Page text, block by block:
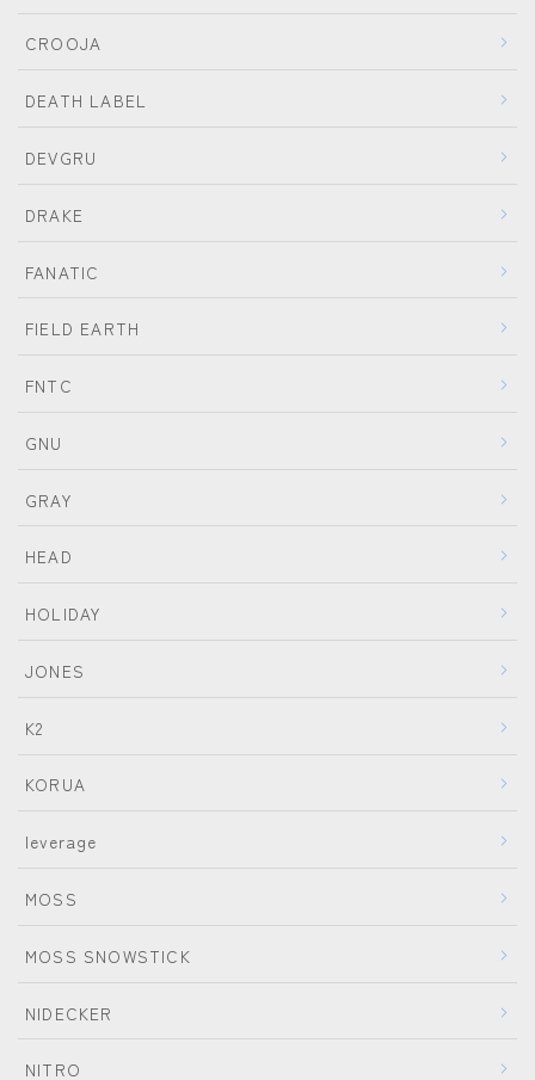
YES
YONEX
ブーツ
BURTON
FLUX
NITRO
NORTHWAVE
DICE
DRAGON
OAKLEY
SMITH
CROOJA
DEATH LABEL
DEVGRU
DRAKE
FANATIC
FIELD EARTH
FNTC
GNU
GRAY
HEAD
HOLIDAY
JONES
K2
KORUA
leverage
MOSS
MOSS SNOWSTICK
NIDECKER
NITRO